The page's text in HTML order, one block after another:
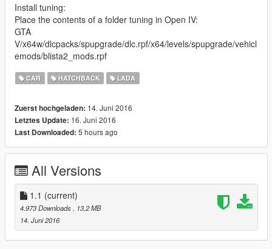
Install tuning:
Place the contents of a folder tuning in Open IV:
GTA
V/x64w/dlcpacks/spupgrade/dlc.rpf/x64/levels/spupgrade/vehicl
emods/blista2_mods.rpf
CAR HATCHBACK LADA
Zuerst hochgeladen: 14. Juni 2016
Letztes Update: 16. Juni 2016
Last Downloaded: 5 hours ago
All Versions
1.1 (current)
4.973 Downloads
, 13,2 MB
14. Juni 2016